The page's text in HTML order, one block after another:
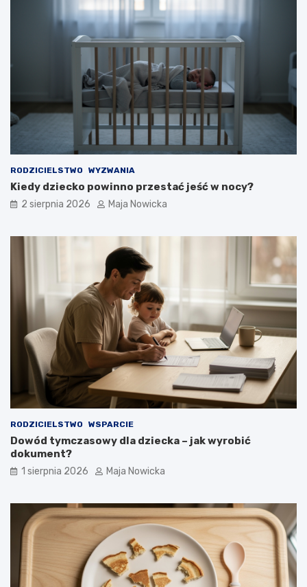
RODZICIELSTWO WYZWANIA
Kiedy dziecko powinno przestać jeść w nocy?
2 sierpnia 2026 Maja Nowicka
RODZICIELSTWO WSPARCIE
Dowód tymczasowy dla dziecka – jak wyrobić
dokument?
1 sierpnia 2026 Maja Nowicka